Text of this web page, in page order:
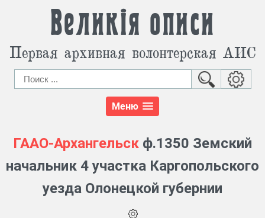
Великія описи
Первая архивная волонтерская АИС
Меню
ГААО-Архангельск ф.1350 Земский
начальник 4 участка Каргопольского
уезда Олонецкой губернии